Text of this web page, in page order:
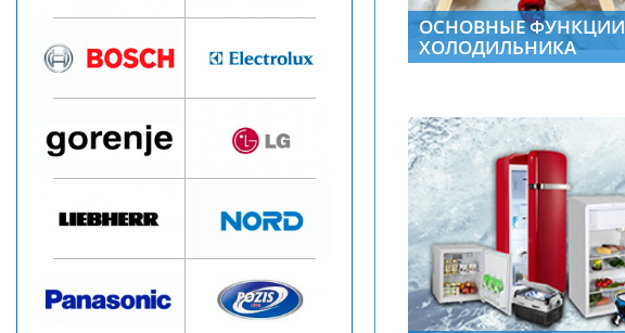
ОСНОВНЫЕ ФУНКЦИИ
ХОЛОДИЛЬНИКА